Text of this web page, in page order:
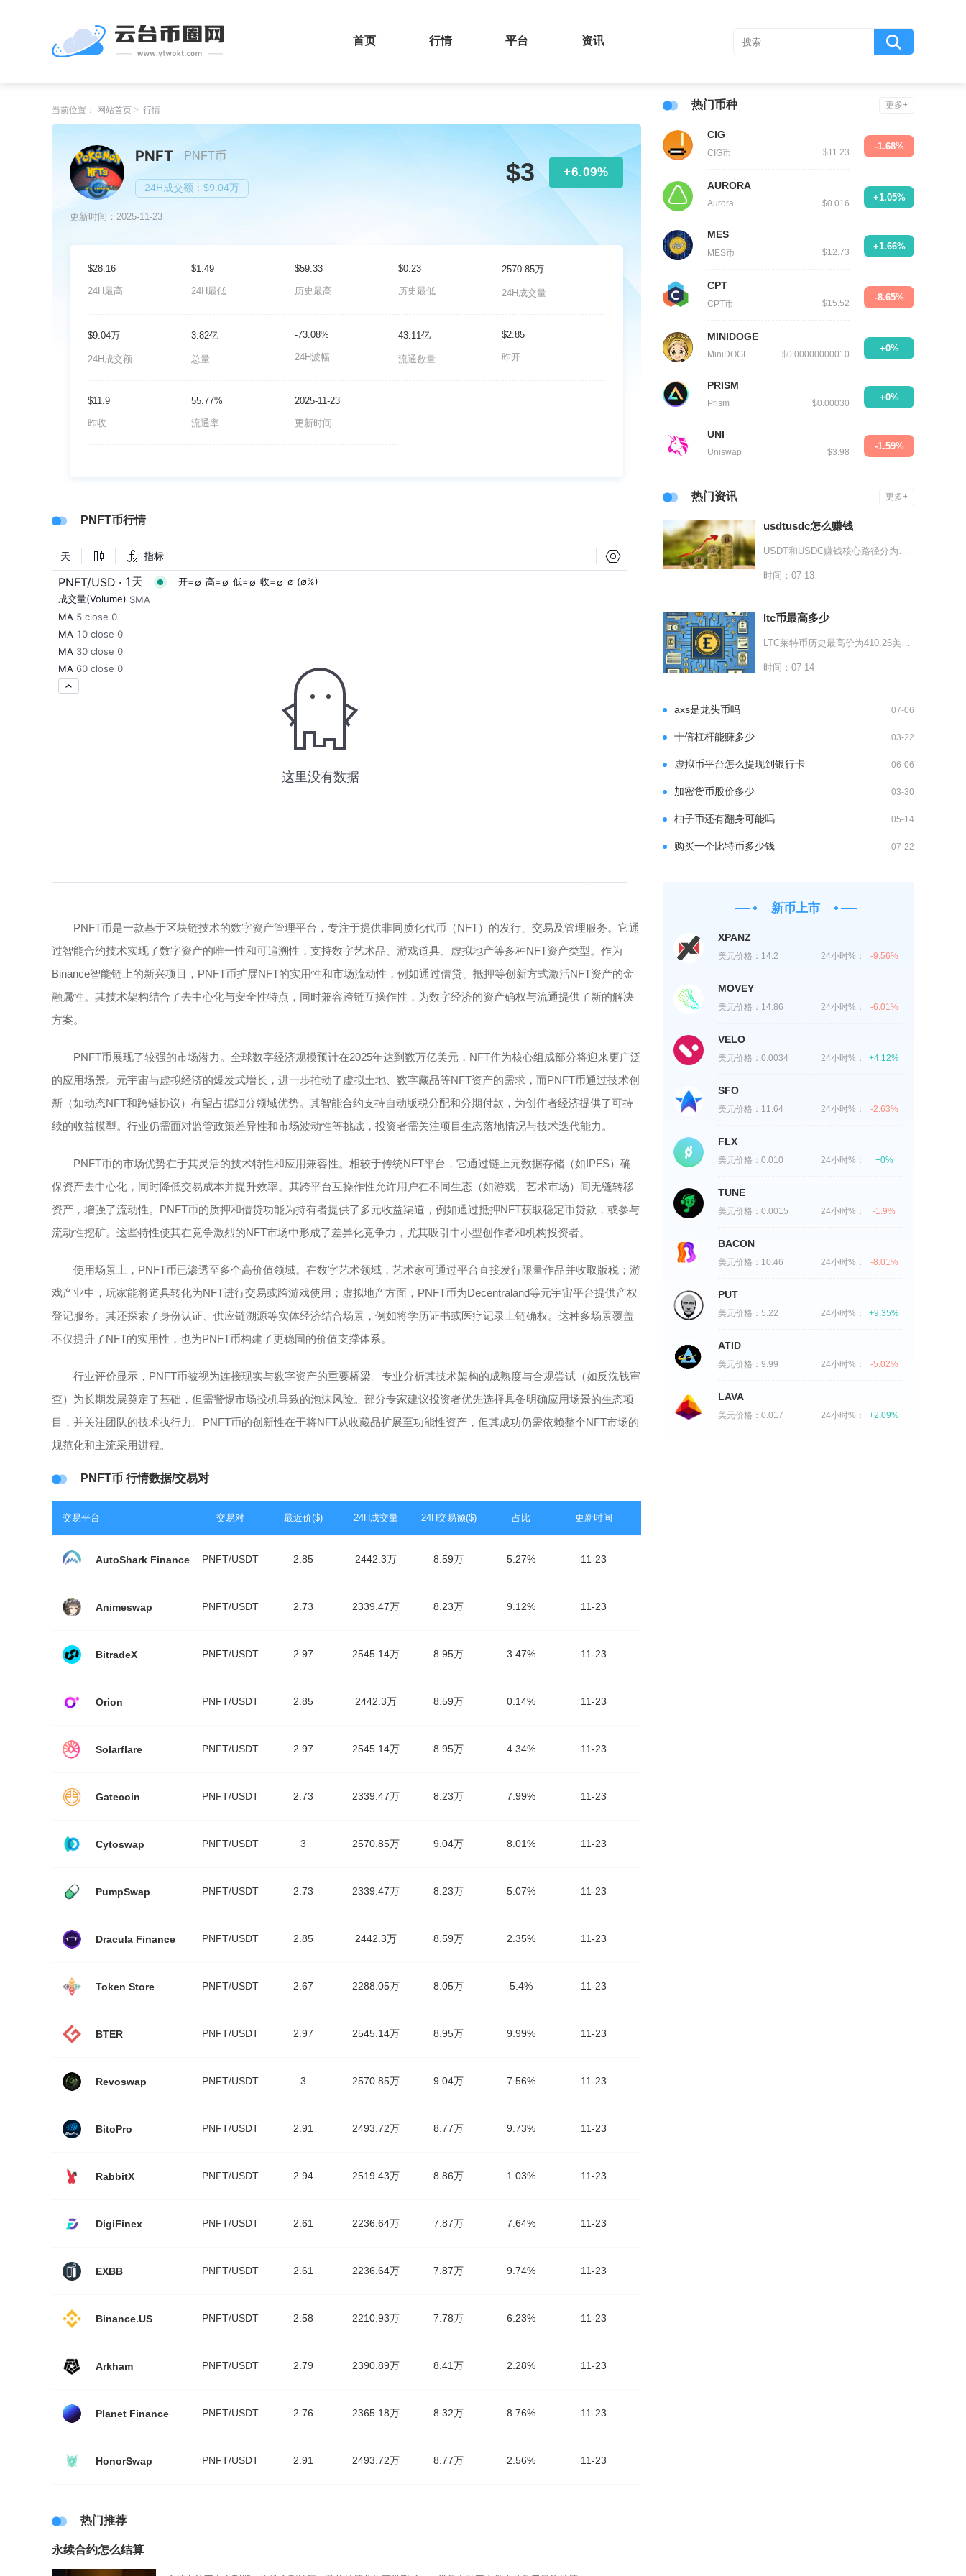
首页 行情 平台 资讯
当前位置： 网站首页 行情
PNFT PNFT币
24H成交额：$9.04万
$3 +6.09%
更新时间：2025-11-23
$28.16
24H最高
$1.49
24H最低
$59.33
历史最高
$0.23
历史最低
2570.85万
24H成交量
$9.04万
24H成交额
3.82亿
总量
-73.08%
24H波幅
43.11亿
流通数量
$2.85
昨开
$11.9
昨收
55.77%
流通率
2025-11-23
更新时间
PNFT币行情
PNFT币是一款基于区块链技术的数字资产管理平台，专注于提供非同质化代币（NFT）的发行、交易及管理服务。它通
过智能合约技术实现了数字资产的唯一性和可追溯性，支持数字艺术品、游戏道具、虚拟地产等多种NFT资产类型。作为
Binance智能链上的新兴项目，PNFT币扩展NFT的实用性和市场流动性，例如通过借贷、抵押等创新方式激活NFT资产的金
融属性。其技术架构结合了去中心化与安全性特点，同时兼容跨链互操作性，为数字经济的资产确权与流通提供了新的解决
方案。
PNFT币展现了较强的市场潜力。全球数字经济规模预计在2025年达到数万亿美元，NFT作为核心组成部分将迎来更广泛
的应用场景。元宇宙与虚拟经济的爆发式增长，进一步推动了虚拟土地、数字藏品等NFT资产的需求，而PNFT币通过技术创
新（如动态NFT和跨链协议）有望占据细分领域优势。其智能合约支持自动版税分配和分期付款，为创作者经济提供了可持
续的收益模型。行业仍需面对监管政策差异性和市场波动性等挑战，投资者需关注项目生态落地情况与技术迭代能力。
PNFT币的市场优势在于其灵活的技术特性和应用兼容性。相较于传统NFT平台，它通过链上元数据存储（如IPFS）确
保资产去中心化，同时降低交易成本并提升效率。其跨平台互操作性允许用户在不同生态（如游戏、艺术市场）间无缝转移
资产，增强了流动性。PNFT币的质押和借贷功能为持有者提供了多元收益渠道，例如通过抵押NFT获取稳定币贷款，或参与
流动性挖矿。这些特性使其在竞争激烈的NFT市场中形成了差异化竞争力，尤其吸引中小型创作者和机构投资者。
使用场景上，PNFT币已渗透至多个高价值领域。在数字艺术领域，艺术家可通过平台直接发行限量作品并收取版税；游
戏产业中，玩家能将道具转化为NFT进行交易或跨游戏使用；虚拟地产方面，PNFT币为Decentraland等元宇宙平台提供产权
登记服务。其还探索了身份认证、供应链溯源等实体经济结合场景，例如将学历证书或医疗记录上链确权。这种多场景覆盖
不仅提升了NFT的实用性，也为PNFT币构建了更稳固的价值支撑体系。
行业评价显示，PNFT币被视为连接现实与数字资产的重要桥梁。专业分析其技术架构的成熟度与合规尝试（如反洗钱审
查）为长期发展奠定了基础，但需警惕市场投机导致的泡沫风险。部分专家建议投资者优先选择具备明确应用场景的生态项
目，并关注团队的技术执行力。PNFT币的创新性在于将NFT从收藏品扩展至功能性资产，但其成功仍需依赖整个NFT市场的
规范化和主流采用进程。
PNFT币 行情数据/交易对
交易平台 交易对 最近价($) 24H成交量 24H交易额($) 占比 更新时间
AutoShark Finance PNFT/USDT 2.85 2442.3万 8.59万 5.27% 11-23
Animeswap PNFT/USDT 2.73 2339.47万 8.23万 9.12% 11-23
BitradeX PNFT/USDT 2.97 2545.14万 8.95万 3.47% 11-23
Orion PNFT/USDT 2.85 2442.3万 8.59万 0.14% 11-23
Solarflare PNFT/USDT 2.97 2545.14万 8.95万 4.34% 11-23
Gatecoin PNFT/USDT 2.73 2339.47万 8.23万 7.99% 11-23
Cytoswap PNFT/USDT 3 2570.85万 9.04万 8.01% 11-23
PumpSwap PNFT/USDT 2.73 2339.47万 8.23万 5.07% 11-23
Dracula Finance PNFT/USDT 2.85 2442.3万 8.59万 2.35% 11-23
Token Store PNFT/USDT 2.67 2288.05万 8.05万 5.4% 11-23
BTER PNFT/USDT 2.97 2545.14万 8.95万 9.99% 11-23
Revoswap PNFT/USDT 3 2570.85万 9.04万 7.56% 11-23
BitoPro PNFT/USDT 2.91 2493.72万 8.77万 9.73% 11-23
RabbitX PNFT/USDT 2.94 2519.43万 8.86万 1.03% 11-23
DigiFinex PNFT/USDT 2.61 2236.64万 7.87万 7.64% 11-23
EXBB PNFT/USDT 2.61 2236.64万 7.87万 9.74% 11-23
Binance.US PNFT/USDT 2.58 2210.93万 7.78万 6.23% 11-23
Arkham PNFT/USDT 2.79 2390.89万 8.41万 2.28% 11-23
Planet Finance PNFT/USDT 2.76 2365.18万 8.32万 8.76% 11-23
HonorSwap PNFT/USDT 2.91 2493.72万 8.77万 2.56% 11-23
热门推荐
永续合约怎么结算
热门币种 更多+
CIG
CIG币 $11.23
-1.68%
AURORA
Aurora $0.016
+1.05%
MES
MES币 $12.73
+1.66%
CPT
CPT币 $15.52
-8.65%
MINIDOGE
MiniDOGE $0.00000000010
+0%
PRISM
Prism $0.00030
+0%
UNI
Uniswap $3.98
-1.59%
热门资讯 更多+
usdtusdc怎么赚钱
USDT和USDC赚钱核心路径分为四类：CEX/DEX稳定币价差搬砖、脱锚事件波段套利、借
时间：07-13
ltc币最高多少
LTC莱特币历史最高价为410.26美元，折合人民币约2793元，价格峰值落地时间在202
时间：07-14
axs是龙头币吗 07-06
十倍杠杆能赚多少 03-22
虚拟币平台怎么提现到银行卡 06-06
加密货币股价多少 03-30
柚子币还有翻身可能吗 05-14
购买一个比特币多少钱 07-22
新币上市
XPANZ
美元价格： 14.2 24小时%： -9.56%
MOVEY
美元价格： 14.86 24小时%： -6.01%
VELO
美元价格： 0.0034 24小时%： +4.12%
SFO
美元价格： 11.64 24小时%： -2.63%
FLX
美元价格： 0.010 24小时%： +0%
TUNE
美元价格： 0.0015 24小时%： -1.9%
BACON
美元价格： 10.46 24小时%： -8.01%
PUT
美元价格： 5.22 24小时%： +9.35%
ATID
美元价格： 9.99 24小时%： -5.02%
LAVA
美元价格： 0.017 24小时%： +2.09%